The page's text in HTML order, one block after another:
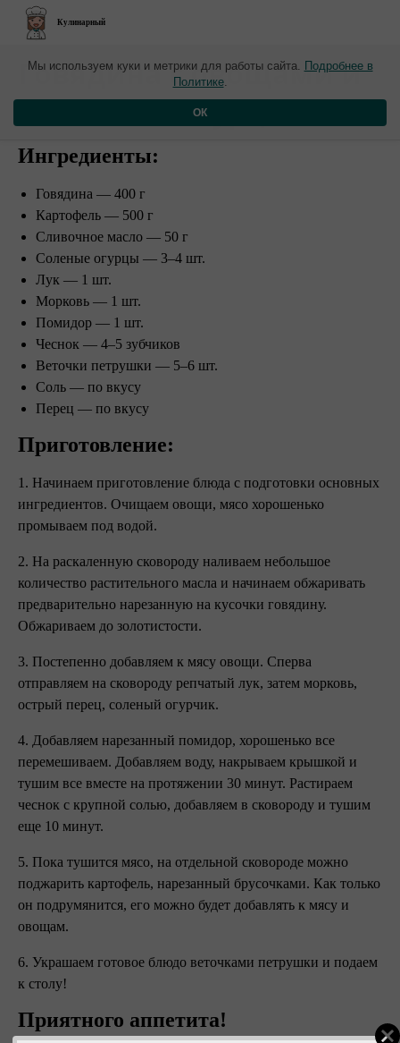
Кулинарный
​Говядина с овощами и
солеными огурцами
Ингредиенты:
Говядина — 400 г
Картофель — 500 г
Сливочное масло — 50 г
Соленые огурцы — 3–4 шт.
Лук — 1 шт.
Морковь — 1 шт.
Помидор — 1 шт.
Чеснок — 4–5 зубчиков
Веточки петрушки — 5–6 шт.
Соль — по вкусу
Перец — по вкусу
Приготовление:
1. Начинаем приготовление блюда с подготовки основных
ингредиентов. Очищаем овощи, мясо хорошенько
промываем под водой.
2. На раскаленную сковороду наливаем небольшое
количество растительного масла и начинаем обжаривать
предварительно нарезанную на кусочки говядину.
Обжариваем до золотистости.
3. Постепенно добавляем к мясу овощи. Сперва
отправляем на сковороду репчатый лук, затем морковь,
острый перец, соленый огурчик.
4. Добавляем нарезанный помидор, хорошенько все
перемешиваем. Добавляем воду, накрываем крышкой и
тушим все вместе на протяжении 30 минут. Растираем
чеснок с крупной солью, добавляем в сковороду и тушим
еще 10 минут.
5. Пока тушится мясо, на отдельной сковороде можно
поджарить картофель, нарезанный брусочками. Как только
он подрумянится, его можно будет добавлять к мясу и
овощам.
6. Украшаем готовое блюдо веточками петрушки и подаем
к столу!
Приятного аппетита!
Мы используем куки и метрики для работы сайта. Подробнее в
Политике.
ОК